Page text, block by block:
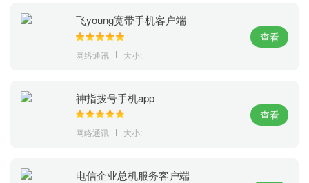
飞young宽带手机客户端
网络通讯 大小:
查看
神指拨号手机app
网络通讯 大小:
查看
电信企业总机服务客户端